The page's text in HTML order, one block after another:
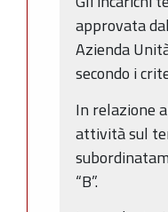
approvata
Azienda
secondo i
In relazione
attività sul
“B”.